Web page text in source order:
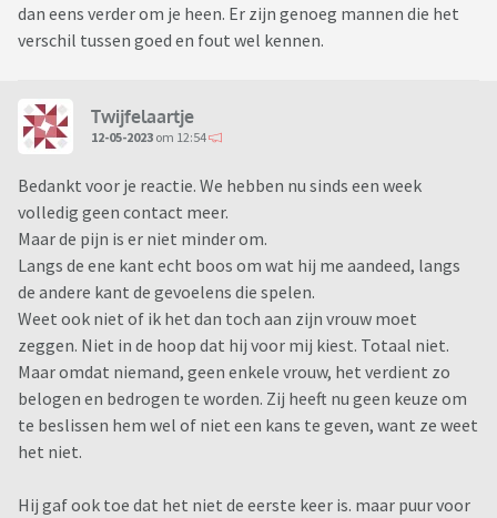
dan eens verder om je heen. Er zijn genoeg mannen die het
verschil tussen goed en fout wel kennen.
Twijfelaartje
12-05-2023 om 12:54
Bedankt voor je reactie. We hebben nu sinds een week
volledig geen contact meer.
Maar de pijn is er niet minder om.
Langs de ene kant echt boos om wat hij me aandeed, langs
de andere kant de gevoelens die spelen.
Weet ook niet of ik het dan toch aan zijn vrouw moet
zeggen. Niet in de hoop dat hij voor mij kiest. Totaal niet.
Maar omdat niemand, geen enkele vrouw, het verdient zo
belogen en bedrogen te worden. Zij heeft nu geen keuze om
te beslissen hem wel of niet een kans te geven, want ze weet
het niet.
Hij gaf ook toe dat het niet de eerste keer is. maar puur voor